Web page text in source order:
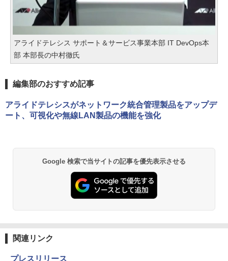
アライドテレシス サポート＆サービス事業本部 IT DevOps本
部 本部長の中村徹氏
編集部のおすすめ記事
アライドテレシスがネットワーク統合管理製品をアップデ
ート、可視化や無線LAN製品の機能を強化
Google 検索で当サイトの記事を優先表示させる
関連リンク
プレスリリース